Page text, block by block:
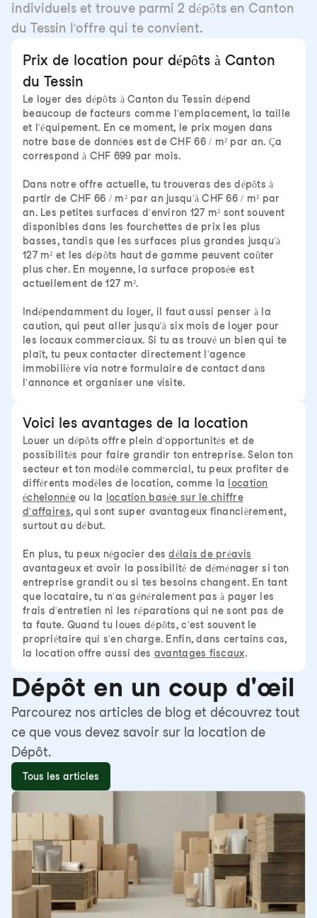
individuels et trouve parmi 2 dépôts en Canton
du Tessin l'offre qui te convient.
Prix de location pour dépôts à Canton
du Tessin
Le loyer des dépôts à Canton du Tessin dépend
beaucoup de facteurs comme l'emplacement, la taille
et l'équipement. En ce moment, le prix moyen dans
notre base de données est de CHF 66 / m² par an. Ça
correspond à CHF 699 par mois.
Dans notre offre actuelle, tu trouveras des dépôts à
partir de CHF 66 / m² par an jusqu'à CHF 66 / m² par
an. Les petites surfaces d'environ 127 m² sont souvent
disponibles dans les fourchettes de prix les plus
basses, tandis que les surfaces plus grandes jusqu'à
127 m² et les dépôts haut de gamme peuvent coûter
plus cher. En moyenne, la surface proposée est
actuellement de 127 m².
Indépendamment du loyer, il faut aussi penser à la
caution, qui peut aller jusqu'à six mois de loyer pour
les locaux commerciaux. Si tu as trouvé un bien qui te
plaît, tu peux contacter directement l'agence
immobilière via notre formulaire de contact dans
l'annonce et organiser une visite.
Voici les avantages de la location
Louer un dépôts offre plein d'opportunités et de
possibilités pour faire grandir ton entreprise. Selon ton
secteur et ton modèle commercial, tu peux profiter de
différents modèles de location, comme la
location
échelonnéeou la
location basée sur le chiffre
d'affaires, qui sont super avantageux financièrement,
surtout au début.
En plus, tu peux négocier desdélais de préavis
avantageux et avoir la possibilité de déménager si ton
entreprise grandit ou si tes besoins changent. En tant
que locataire, tu n'as généralement pas à payer les
frais d'entretien ni les réparations qui ne sont pas de
ta faute. Quand tu loues dépôts, c'est souvent le
propriétaire qui s'en charge. Enfin, dans certains cas,
la location offre aussi des avantages fiscaux.
Dépôt en un coup d'œil
Parcourez nos articles de blog et découvrez tout
ce que vous devez savoir sur la location de
Dépôt.
Tous les articles